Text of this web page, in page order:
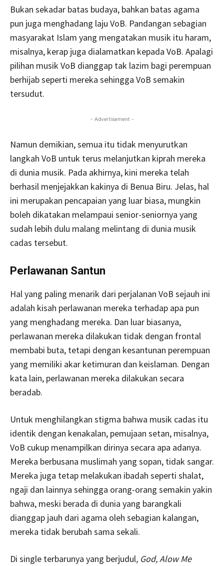
Bukan sekadar batas budaya, bahkan batas agama
pun juga menghadang laju VoB. Pandangan sebagian
masyarakat Islam yang mengatakan musik itu haram,
misalnya, kerap juga dialamatkan kepada VoB. Apalagi
pilihan musik VoB dianggap tak lazim bagi perempuan
berhijab seperti mereka sehingga VoB semakin
tersudut.
- Advertisement -
Namun demikian, semua itu tidak menyurutkan
langkah VoB untuk terus melanjutkan kiprah mereka
di dunia musik. Pada akhirnya, kini mereka telah
berhasil menjejakkan kakinya di Benua Biru. Jelas, hal
ini merupakan pencapaian yang luar biasa, mungkin
boleh dikatakan melampaui senior-seniornya yang
sudah lebih dulu malang melintang di dunia musik
cadas tersebut.
Perlawanan Santun
Hal yang paling menarik dari perjalanan VoB sejauh ini
adalah kisah perlawanan mereka terhadap apa pun
yang menghadang mereka. Dan luar biasanya,
perlawanan mereka dilakukan tidak dengan frontal
membabi buta, tetapi dengan kesantunan perempuan
yang memiliki akar ketimuran dan keislaman. Dengan
kata lain, perlawanan mereka dilakukan secara
beradab.
Untuk menghilangkan stigma bahwa musik cadas itu
identik dengan kenakalan, pemujaan setan, misalnya,
VoB cukup menampilkan dirinya secara apa adanya.
Mereka berbusana muslimah yang sopan, tidak sangar.
Mereka juga tetap melakukan ibadah seperti shalat,
ngaji dan lainnya sehingga orang-orang semakin yakin
bahwa, meski berada di dunia yang barangkali
dianggap jauh dari agama oleh sebagian kalangan,
mereka tidak berubah sama sekali.
Di single terbarunya yang berjudul, God, Alow Me